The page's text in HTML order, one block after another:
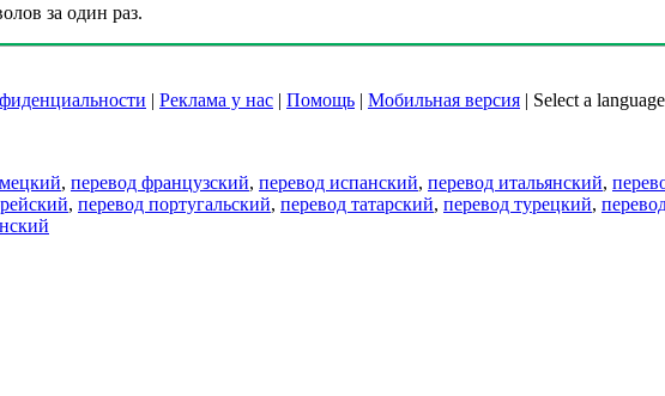
за один раз.
| Реклама у нас | Помощь | Мобильная версия | Select a language
, перевод французский, перевод испанский, перевод итальянский,
, перевод португальский, перевод татарский, перевод турецкий,